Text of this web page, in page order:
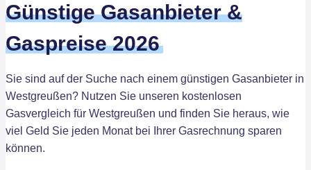
Günstige Gasanbieter &
Gaspreise 2026
Sie sind auf der Suche nach einem günstigen Gasanbieter in
Westgreußen? Nutzen Sie unseren kostenlosen
Gasvergleich für Westgreußen und finden Sie heraus, wie
viel Geld Sie jeden Monat bei Ihrer Gasrechnung sparen
können.